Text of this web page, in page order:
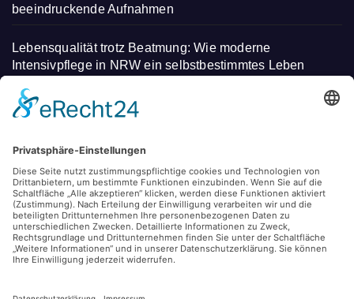
beeindruckende Aufnahmen
Lebensqualität trotz Beatmung: Wie moderne
Intensivpflege in NRW ein selbstbestimmtes Leben
So erwecken Sie Ihre Matratzen und Sofas zu neuem
Polstern